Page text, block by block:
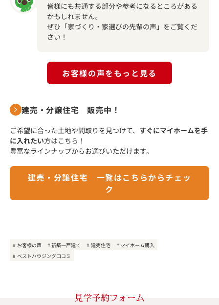
皆様にも共通する部分や参考になるところがある
かもしれません。
ぜひ「家づくり・家選びの先輩の声」をご覧くだ
さい！
お客様の声をもっと見る
建売・分譲住宅 販売中！
ご希望に合った土地や間取りを見つけて、 すぐにマイホームを手
に入れたい方はこちら！
豊富なラインナップからお選びいただけます。
建売・分譲住宅 一覧はこちらからチェッ
ク
お客様の声 新築一戸建て 建売住宅
マイホーム購入
ベストハウジング口コミ
見学予約フォーム